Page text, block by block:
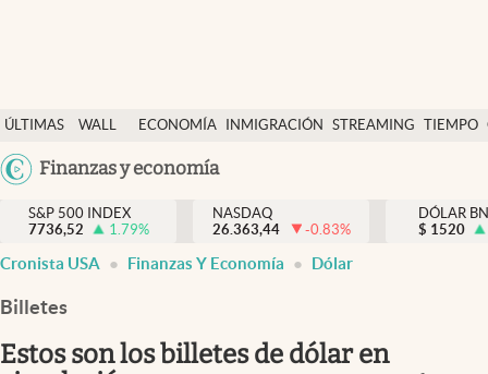
ÚLTIMAS
NOTICIAS
WALL
DÓLAR
ECONOMÍA INMIGRACIÓN STREAMING TIEMPO
México
Finanzas y economía
Finanzas y economía
Wall Street y dólar
Inmigración
S&P 500 INDEX
7736,52
1.79%
NASDAQ
26.363,44
-0.83%
DÓLAR
$ 1520
Cronista USA Finanzas Y Economía Dólar
Billetes
Estos son los billetes de dólar en